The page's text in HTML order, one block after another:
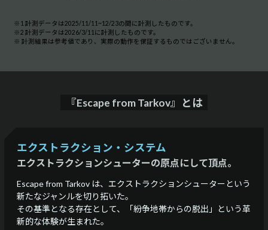
※1 計測データは2025/11/11~12/23の間に計測したものです。
※2 計測データは2026/3/11に計測したものです。
※ 計測結果は参考値であり、実際の動作を保証するものではございません。
『Escape from Tarkov』とは
エクストラクション・システム
エクストラクションシューターの原点にして頂点。
Escape from Tarkov は、エクストラクションシューターという
新たなジャンルを切り拓いた。
その基準となる存在として、「紛争地帯からの脱出」という革
新的な体験が生まれた。